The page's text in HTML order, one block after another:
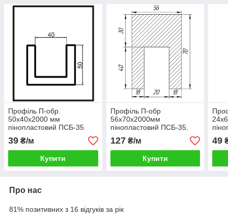
Профіль П-обр.
50х40x2000 мм
пінопластовий ПСБ-35
39 ₴/м
Купити
Профіль П-обр
56х70x2000мм
пінопластовий ПСБ-35.
127₴/м
Купити
49
Про нас
81% позитивних з 16 відгуків за рік